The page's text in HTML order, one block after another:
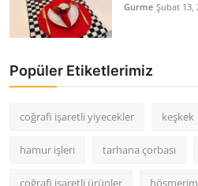
Gurme Şubat 13,
Popüler Etiketlerimiz
coğrafi işaretli yiyecekler keşkek
hamur işleri tarhana çorbası